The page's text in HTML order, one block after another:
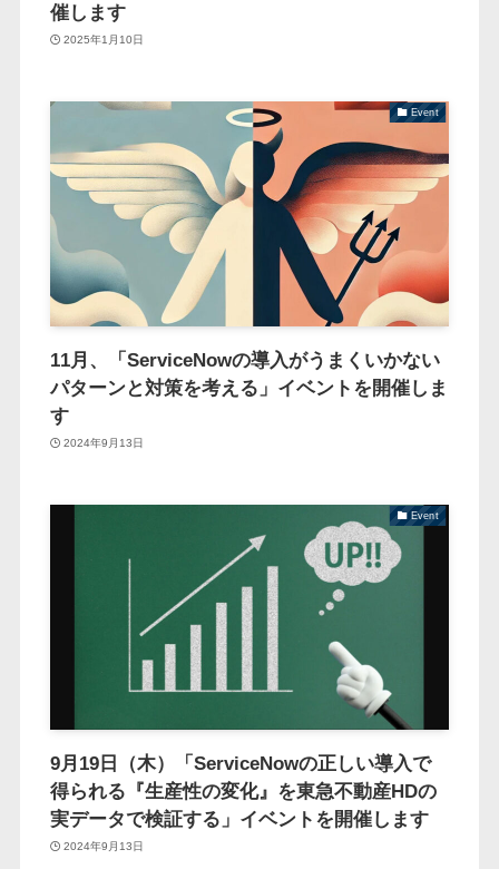
催します
2025年1月10日
Event
11月、「ServiceNowの導入がうまくいかない
パターンと対策を考える」イベントを開催しま
す
2024年9月13日
Event
9月19日（木）「ServiceNowの正しい導入で
得られる『生産性の変化』を東急不動産HDの
実データで検証する」イベントを開催します
2024年9月13日